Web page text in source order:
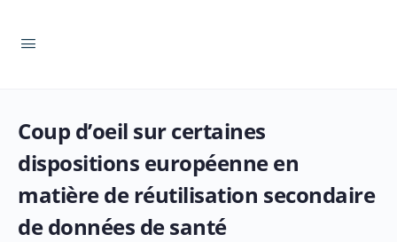
Coup d’oeil sur certaines
dispositions européenne en
matière de réutilisation secondaire
de données de santé